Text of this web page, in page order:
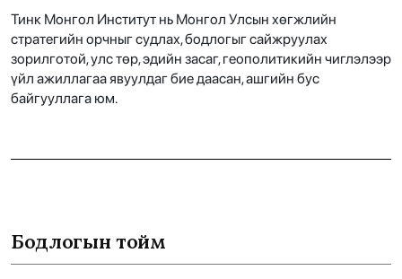
Тинк Монгол Институт нь Монгол Улсын хөгжлийн
стратегийн орчныг судлах, бодлогыг сайжруулах
зорилготой, улс төр, эдийн засаг, геополитикийн чиглэлээр
үйл ажиллагаа явуулдаг бие даасан, ашгийн бус
байгууллага юм.
Бодлогын тойм